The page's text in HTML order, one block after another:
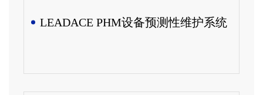
LEADACE PHM设备预测性维护系统